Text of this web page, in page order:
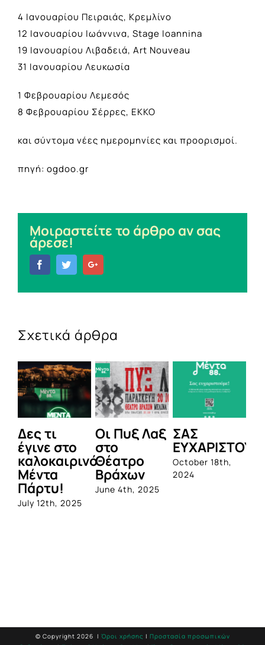
4 Ιανουαρίου Πειραιάς, Κρεμλίνο
12 Ιανουαρίου Ιωάννινα, Stage Ioannina
19 Ιανουαρίου Λιβαδειά, Art Nouveau
31 Ιανουαρίου Λευκωσία
1 Φεβρουαρίου Λεμεσός
8 Φεβρουαρίου Σέρρες, ΕΚΚΟ
και σύντομα νέες ημερομηνίες και προορισμοί.
πηγή: ogdoo.gr
Μοιραστείτε το άρθρο αν σας
άρεσε!
FacebookTwitter
Σχετικά άρθρα
Δες τι
έγινε στο
καλοκαιρινό
Μέντα
Πάρτυ!
July 12th, 2025
Οι Πυξ Λαξ
στο
Θέατρο
Βράχων
June 4th, 2025
ΣΑΣ
October 18th,
2024
© Copyright 2026 | Όροι χρήσης | Προστασία προσωπικών